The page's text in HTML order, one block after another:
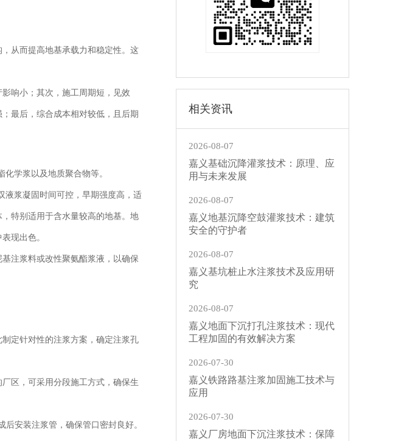
从而提高地基承载力和稳定性。这
响小；其次，施工周期短，见效
最后，综合成本相对较低，且后期
学浆以及地质聚合物等。
液浆凝固时间可控，早期强度高，适
特别适用于含水量较高的地基。地
现出色。
注浆料或改性聚氨酯浆液，以确保
定针对性的注浆方案，确定注浆孔
区，可采用分段施工方式，确保生
后安装注浆管，确保管口密封良好。
相关资讯
2026-08-07
嘉义基础沉降灌浆技术：原理、应
用与未来发展
2026-08-07
嘉义地基沉降空鼓灌浆技术：建筑
安全的守护者
2026-08-07
嘉义基坑桩止水注浆技术及应用研
究
2026-08-07
嘉义地面下沉打孔注浆技术：现代
工程加固的有效解决方案
2026-07-30
嘉义铁路路基注浆加固施工技术与
应用
2026-07-30
嘉义厂房地面下沉注浆技术：保障